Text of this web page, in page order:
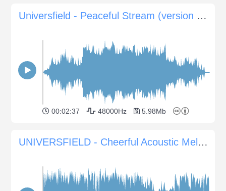
Universfield - Peaceful Stream (version without piano)
00:02:37 48000Hz 5.98Mb
UNIVERSFIELD - Cheerful Acoustic Melody